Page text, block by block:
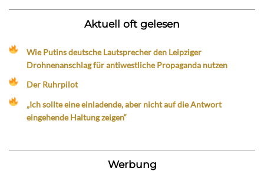
Aktuell oft gelesen
Wie Putins deutsche Lautsprecher den Leipziger
Drohnenanschlag für antiwestliche Propaganda nutzen
Der Ruhrpilot
„Ich sollte eine einladende, aber nicht auf die Antwort
eingehende Haltung zeigen“
Werbung